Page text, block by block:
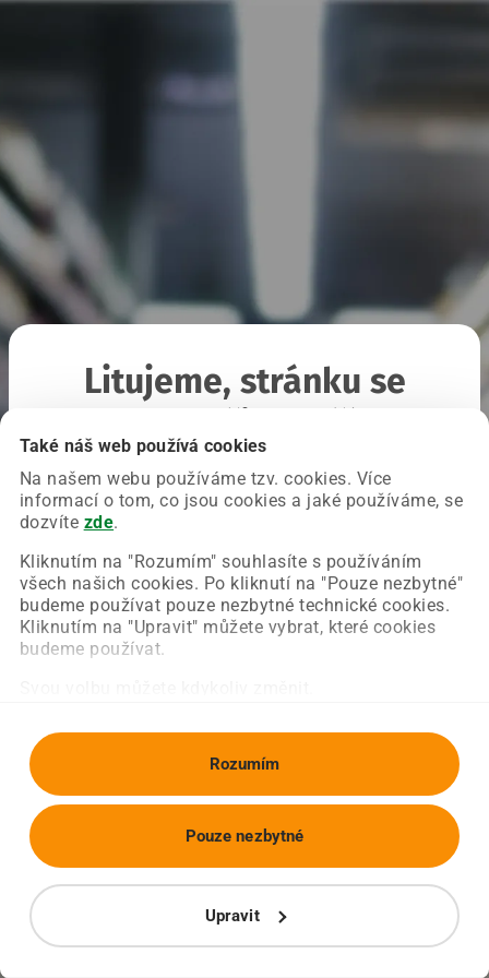
Také náš web používá cookies
Na našem webu používáme tzv. cookies. Více
informací o tom, co jsou cookies a jaké používáme, se
dozvíte zde.
Kliknutím na "Rozumím" souhlasíte s používáním
všech našich cookies. Po kliknutí na "Pouze nezbytné"
budeme používat pouze nezbytné technické cookies.
Kliknutím na "Upravit" můžete vybrat, které cookies
budeme používat.
Rozumím
Upravit
Pouze nezbytné
Litujeme, stránku se
Chyba nastala na naší straně a už ji opravujeme.
Zkuste prosím znovu načíst požadovanou stránku.
Obnovit stránku Úvodní strana